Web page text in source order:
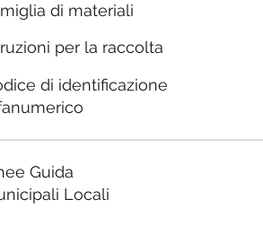
di materiali
per la raccolta
di identificazione
Guida
Locali